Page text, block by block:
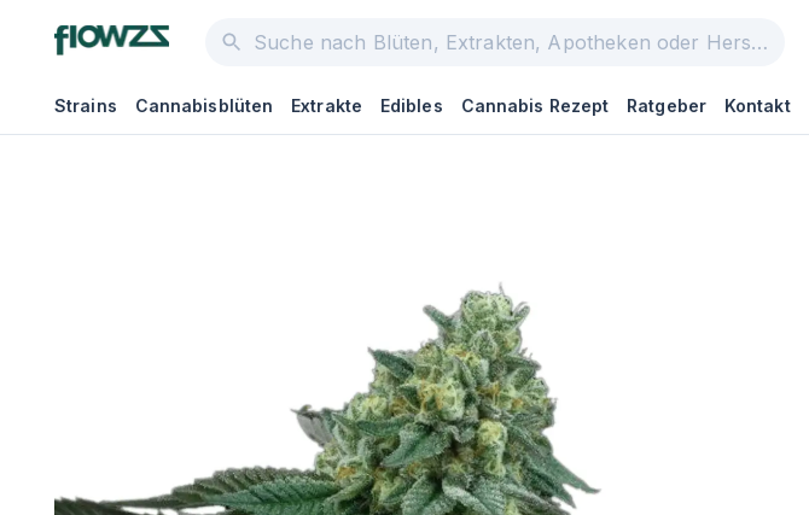
Strains Cannabisblüten Extrakte Edibles Cannabis Rezept Ratgeber Kontakt